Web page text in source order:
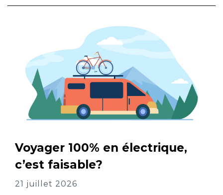
Voyager 100% en électrique,
c’est faisable?
21 juillet 2026